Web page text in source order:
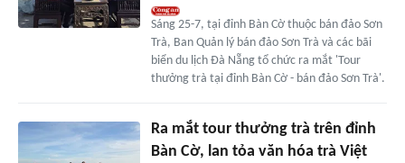
Sáng 25-7, tại đỉnh Bàn Cờ thuộc bán đảo Sơn
Trà, Ban Quản lý bán đảo Sơn Trà và các bãi
biển du lịch Đà Nẵng tổ chức ra mắt 'Tour
thưởng trà tại đỉnh Bàn Cờ - bán đảo Sơn Trà'.
Ra mắt tour thưởng trà trên đỉnh
Bàn Cờ, lan tỏa văn hóa trà Việt